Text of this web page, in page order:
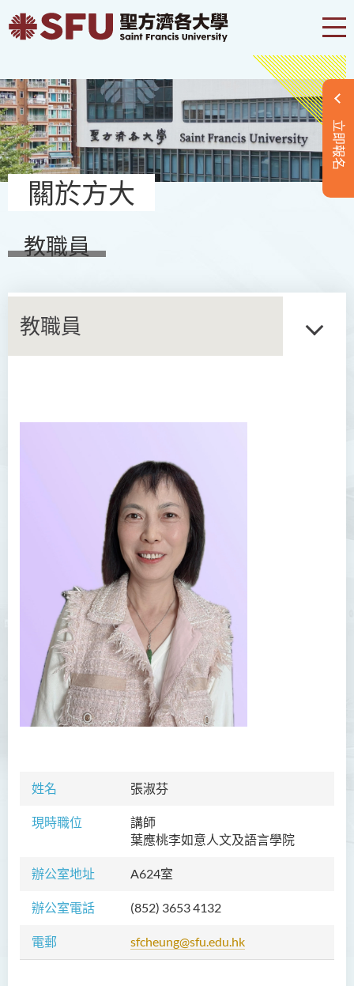
立即報名
關於方大
教職員
教職員
姓名 張淑芬
現時職位
講師
葉應桃李如意人文及語言學院
辦公室地址 A624室
辦公室電話 (852) 3653 4132
電郵 sfcheung@sfu.edu.hk
課程概覽
教職員
陳善偉教授
英冠球博士
王淑雯博士
黃炳蔚博士
吳海雅博士
李志權博士
周昭端博士
胡耀東先生
蔡清衍先生
袁展聰博士
詹嘉文博士
周仲華博士